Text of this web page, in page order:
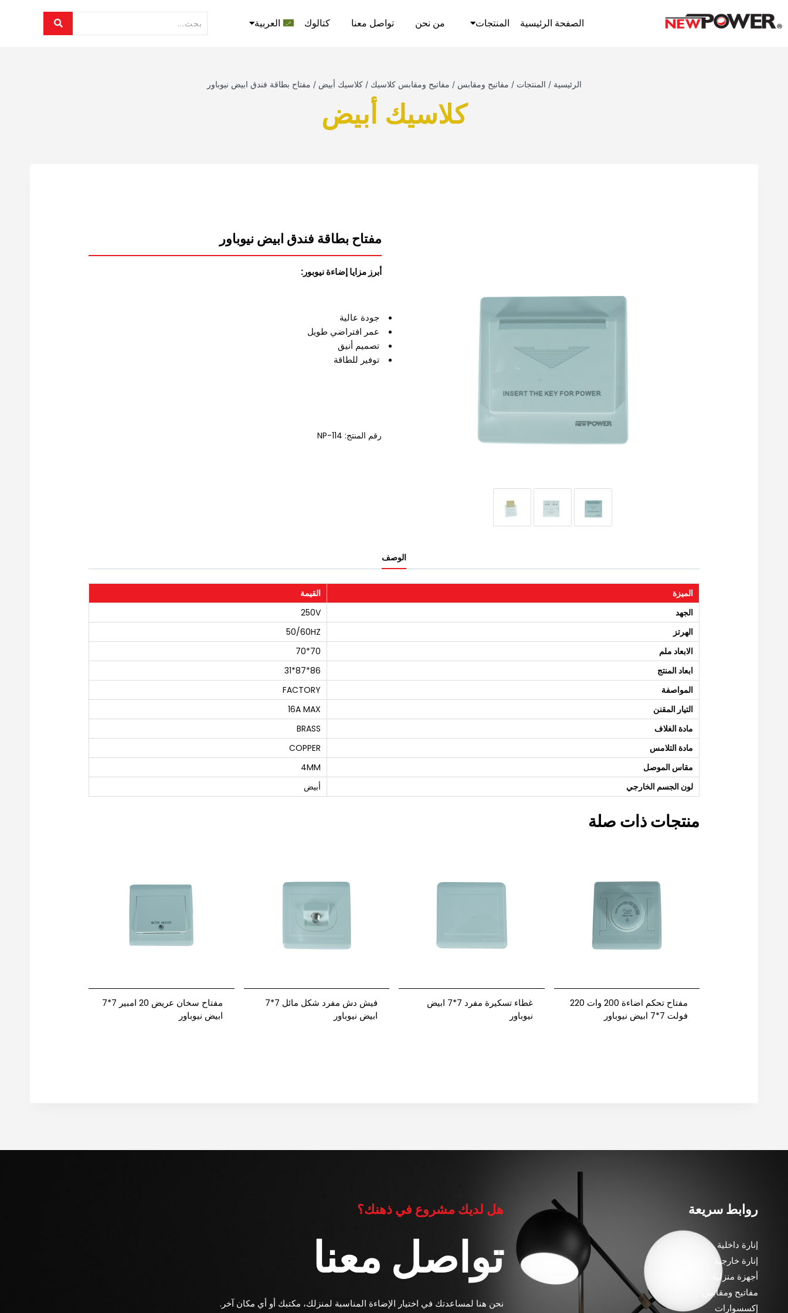
الصفحة الرئيسية المنتجات من نحن تواصل معنا كتالوك العربية
الرئيسية / المنتجات / مفاتيح ومقابس / مفاتيح ومقابس كلاسيك / كلاسيك أبيض / مفتاح بطاقة فندق ابيض نيوباور
كلاسيك أبيض
مفتاح بطاقة فندق ابيض نيوباور
أبرز مزايا إضاءة نيوبور:
جودة عالية
عمر افتراضي طويل
تصميم أنيق
توفير للطاقة
رقم المنتج: NP-114
الوصف
الميزة
القيمة
الجهد
250V
الهرتز
50/60HZ
الابعاد ملم
70*70
ابعاد المنتج
86*87*31
المواصفة
FACTORY
التيار المقنن
16A MAX
مادة الغلاف
BRASS
مادة التلامس
COPPER
مقاس الموصل
4MM
لون الجسم الخارجي
أبيض
منتجات ذات صلة
مفتاح تحكم اضاءة 200 وات 220
فولت 7*7 ابيض نيوباور
غطاء تسكيرة مفرد 7*7 ابيض
نيوباور
فيش دش مفرد شكل مائل 7*7
ابيض نيوباور
مفتاح سخان عريض 20 امبير 7*7
ابيض نيوباور
روابط سريعة
إنارة داخلية
إنارة خارجية
أجهزة منزلية
مفاتيح ومقابس
إكسسوارات
هل لديك مشروع في ذهنك؟
تواصل معنا
نحن هنا لمساعدتك في اختيار الإضاءة المناسبة لمنزلك، مكتبك أو أي مكان آخر.